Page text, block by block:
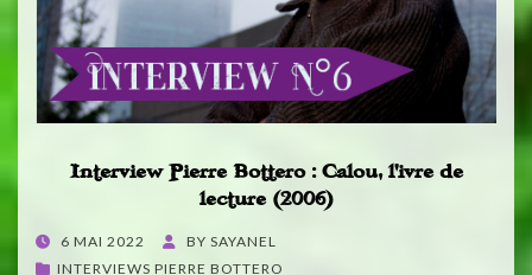
Interview Pierre Bottero : Calou, l’ivre de
lecture (2006)
POSTED
ON
6 MAI 2022 BY SAYANEL
INTERVIEWS PIERRE BOTTERO